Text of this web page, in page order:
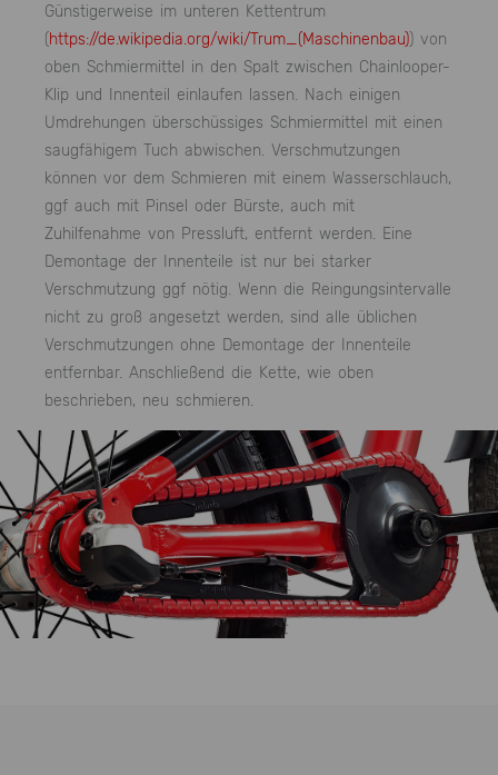
Günstigerweise im unteren Kettentrum
(https://de.wikipedia.org/wiki/Trum_(Maschinenbau)) von
oben Schmiermittel in den Spalt zwischen Chainlooper-
Klip und Innenteil einlaufen lassen. Nach einigen
Umdrehungen überschüssiges Schmiermittel mit einen
saugfähigem Tuch abwischen. Verschmutzungen
können vor dem Schmieren mit einem Wasserschlauch,
ggf auch mit Pinsel oder Bürste, auch mit
Zuhilfenahme von Pressluft, entfernt werden. Eine
Demontage der Innenteile ist nur bei starker
Verschmutzung ggf nötig. Wenn die Reingungsintervalle
nicht zu groß angesetzt werden, sind alle üblichen
Verschmutzungen ohne Demontage der Innenteile
entfernbar. Anschließend die Kette, wie oben
beschrieben, neu schmieren.